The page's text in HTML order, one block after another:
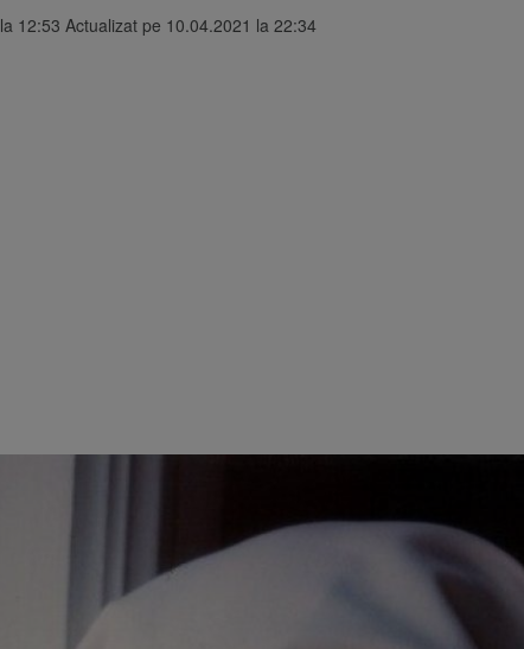
12:53 Actualizat pe 10.04.2021 la 22:34